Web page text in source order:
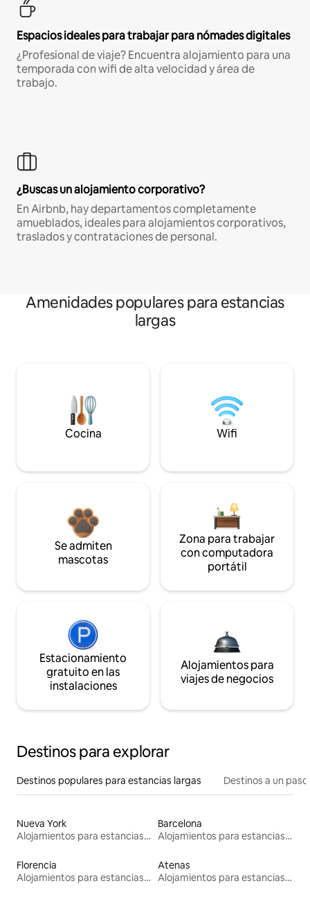
Espacios ideales para trabajar para nómades digitales
¿Profesional de viaje? Encuentra alojamiento para una
temporada con wifi de alta velocidad y área de
trabajo.
¿Buscas un alojamiento corporativo?
En Airbnb, hay departamentos completamente
amueblados, ideales para alojamientos corporativos,
traslados y contrataciones de personal.
Amenidades populares para estancias
largas
Cocina Wifi
Se admiten
mascotas
Zona para trabajar
con computadora
portátil
Estacionamiento
gratuito en las
instalaciones
Alojamientos para
viajes de negocios
Destinos para explorar
Destinos populares para estancias largas Destinos a un
Nueva York
Alojamientos para estancias largas
Barcelona
Alojamientos para estancias largas
Florencia
Alojamientos para estancias largas
Atenas
Alojamientos para estancias largas